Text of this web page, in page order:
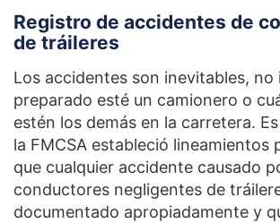
Registro de accidentes de
de tráileres
Los accidentes son inevitables,
preparado esté un camionero o
estén los demás en la carretera.
la FMCSA estableció lineamientos
que cualquier accidente causado
conductores negligentes de
documentado apropiadamente y